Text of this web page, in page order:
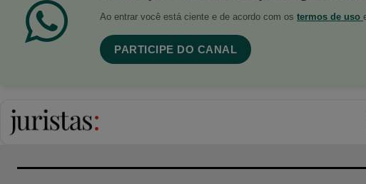
Ao entrar você está ciente e de acordo com os termos de uso
PARTICIPE DO CANAL